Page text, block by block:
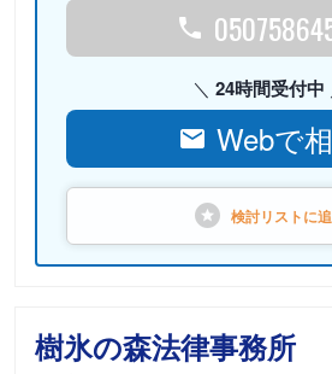
24時間受付中
Webで
検討リストに
樹氷の森法律事務所